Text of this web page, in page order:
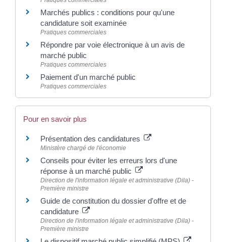
Marchés publics : conditions pour qu'une
candidature soit examinée
Pratiques commerciales
Répondre par voie électronique à un avis de
marché public
Pratiques commerciales
Paiement d'un marché public
Pratiques commerciales
Pour en savoir plus
Présentation des candidatures
Ministère chargé de l'économie
Conseils pour éviter les erreurs lors d'une
réponse à un marché public
Direction de l'information légale et administrative (Dila) -
Première ministre
Guide de constitution du dossier d'offre et de
candidature
Direction de l'information légale et administrative (Dila) -
Première ministre